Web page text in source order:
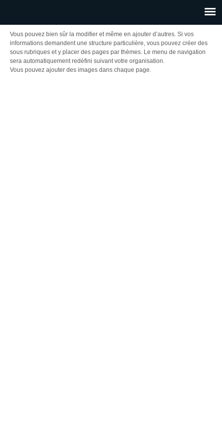
Vous pouvez bien sûr la modifier et même en ajouter d’autres. Si vos
informations demandent une structure particulière, vous pouvez créer des
sous rubriques et y placer des pages par thèmes. Le menu de navigation
sera automatiquement redéfini suivant votre organisation.
Vous pouvez ajouter des images dans chaque page.